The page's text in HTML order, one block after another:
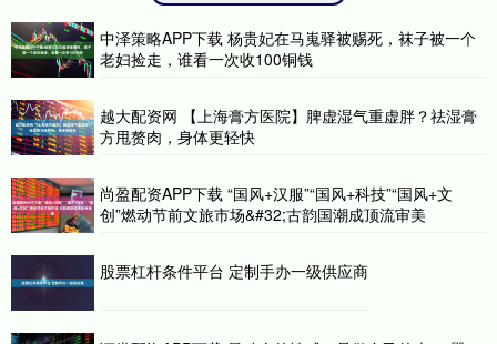
中泽策略APP下载 杨贵妃在马嵬驿被赐死，袜子被一个
老妇捡走，谁看一次收100铜钱
越大配资网 【上海膏方医院】脾虚湿气重虚胖？祛湿膏
方甩赘肉，身体更轻快
尚盈配资APP下载 “国风+汉服”“国风+科技”“国风+文
创”燃动节前文旅市场&#32;古韵国潮成顶流审美
股票杠杆条件平台 定制手办一级供应商